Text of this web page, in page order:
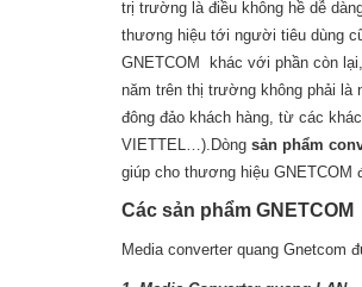
trị trường là điều không hề dễ
thương hiệu tới người tiêu dùng
GNETCOM khác với phần còn
năm trên thị trường không phải
đông đảo khách hàng, từ các
VIETTEL…).Dòng sản phẩm
giúp cho thương hiệu
Các sản phẩm GNETCOM
Media converter quang Gnetcom